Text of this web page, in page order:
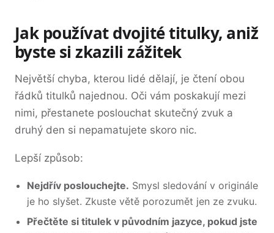
Jak používat dvojité titulky, aniž
byste si zkazili zážitek
Největší chyba, kterou lidé dělají, je čtení obou
řádků titulků najednou. Oči vám poskakují mezi
nimi, přestanete poslouchat skutečný zvuk a
druhý den si nepamatujete skoro nic.
Lepší způsob:
Nejdřív poslouchejte. Smysl sledování v originále
je ho slyšet. Zkuste větě porozumět jen ze zvuku.
Přečtěte si titulek v původním jazyce, pokud jste